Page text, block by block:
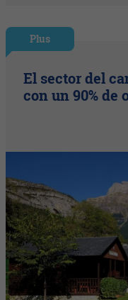
Plus
El sector del
con un 90% de